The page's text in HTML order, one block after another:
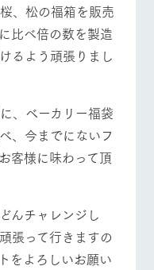
、松の福箱を販売
比べ倍の数を製造
るよう頑張りまし
、ベーカリー福袋
、今までにないフ
客様に味わって頂
んチャレンジし
張って行きますの
をよろしいお願い